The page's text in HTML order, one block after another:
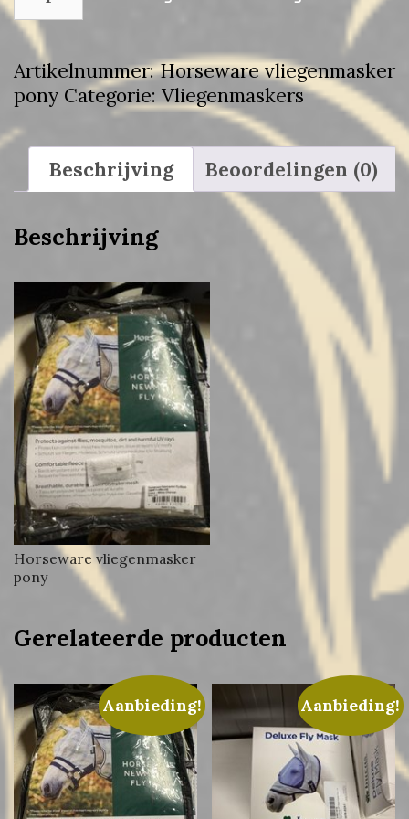
vliegenmasker
pony
aantal
Artikelnummer:Horseware vliegenmasker
pony Categorie:Vliegenmaskers
Beschrijving Beoordelingen (0)
Beschrijving
Horseware vliegenmasker
pony
Gerelateerde producten
Aanbieding! Aanbieding!